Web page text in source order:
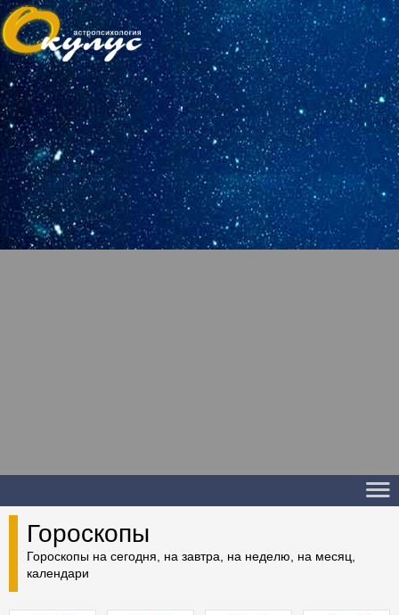
Гороскопы
Гороскопы на сегодня, на завтра, на неделю, на месяц,
календари